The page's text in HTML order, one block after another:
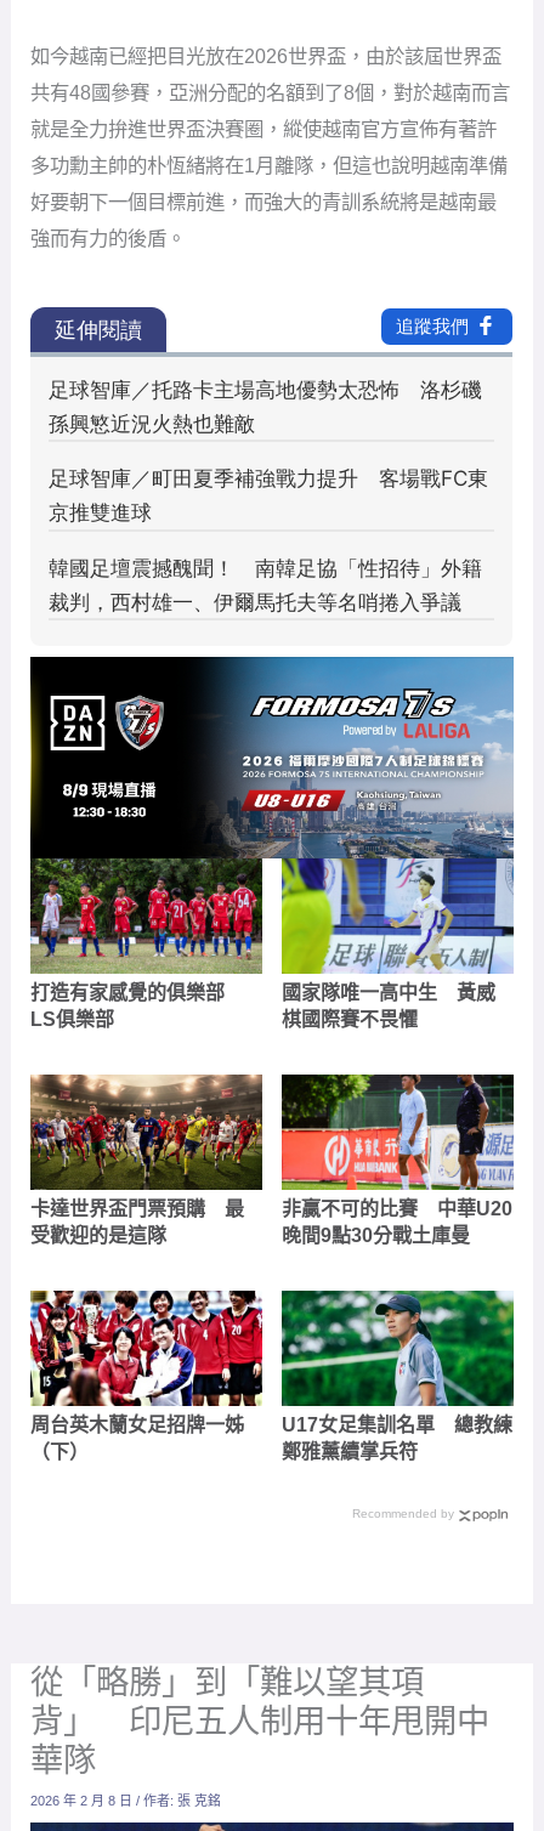
如今越南已經把目光放在2026世界盃，由於該屆世界盃
共有48國參賽，亞洲分配的名額到了8個，對於越南而言
就是全力拚進世界盃決賽圈，縱使越南官方宣佈有著許
多功勳主帥的朴恆緒將在1月離隊，但這也說明越南準備
好要朝下一個目標前進，而強大的青訓系統將是越南最
強而有力的後盾。
打造有家感覺的俱樂部
LS俱樂部
國家隊唯一高中生 黃威
棋國際賽不畏懼
卡達世界盃門票預購 最
受歡迎的是這隊
非贏不可的比賽 中華U20
晚間9點30分戰土庫曼
周台英木蘭女足招牌一姊
（下）
U17女足集訓名單 總教練
鄭雅薰續掌兵符
Recommended by
從「略勝」到「難以望其項
背」 印尼五人制用十年甩開中
華隊
2026 年 2 月 8 日/ 作者:張 克銘